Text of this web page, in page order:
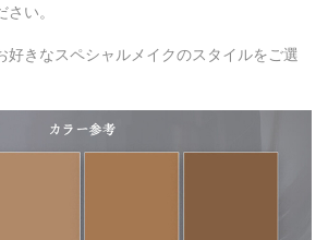
い。
好きなスペシャルメイクのスタイルをご選